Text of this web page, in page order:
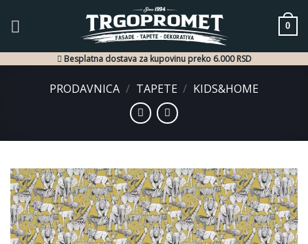
0
Besplatna dostava za kupovinu preko 6.000 RSD
PRODAVNICA / TAPETE / KIDS&HOME
Dodaj
u listu
želja